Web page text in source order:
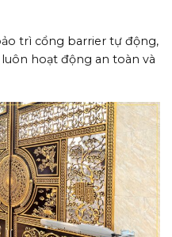
trì cổng barrier tự động,
hoạt động an toàn và